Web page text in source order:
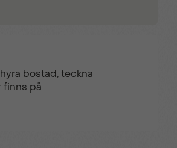
bostad, teckna
finns på